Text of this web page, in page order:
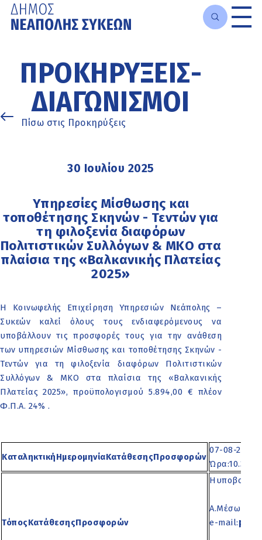
κυρίως
περιεχόμενο
ΠΡΟΚΗΡΎΞΕΙΣ-
ΔΙΑΓΩΝΙΣΜΟΊ
Πίσω στις Προκηρύξεις
30 Ιουλίου 2025
Υπηρεσίες Μίσθωσης και
τοποθέτησης Σκηνών - Τεντών για
τη φιλοξενία διαφόρων
Πολιτιστικών Συλλόγων & ΜΚΟ στα
πλαίσια της «Βαλκανικής Πλατείας
2025»
Η Κοινωφελής Επιχείρηση Υπηρεσιών Νεάπολης –
Συκεών καλεί όλους τους ενδιαφερόμενους να
υποβάλλουν τις προσφορές τους για την ανάθεση
των υπηρεσιών Μίσθωσης και τοποθέτησης Σκηνών -
Τεντών για τη φιλοξενία διαφόρων Πολιτιστικών
Συλλόγων & ΜΚΟ στα πλαίσια της «Βαλκανικής
Πλατείας 2025», προϋπολογισμού 5.894,00 € πλέον
Φ.Π.Α. 24% .
ΚαταληκτικήΗμερομηνίαΚατάθεσηςΠροσφορών
07-08-
ΤόποςΚατάθεσηςΠροσφορών
e-mail: